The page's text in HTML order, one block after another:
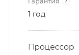
1 год
Процессор